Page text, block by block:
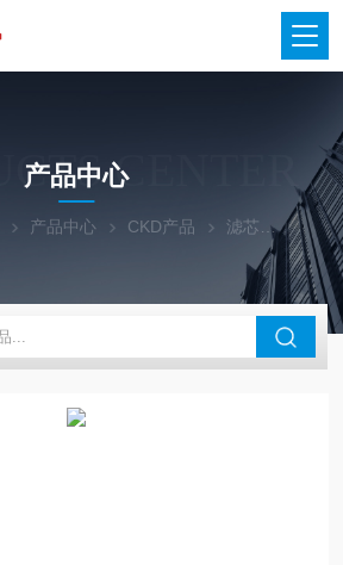
CENTER
产品中心
产品中心 CKD产品 滤芯 日本